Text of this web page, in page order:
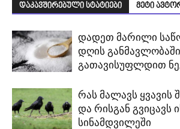
დაკავშირებული სტატიები მეტი
დადეთ მარილი
დღის
გათავისუფლდით
რას მალავს ყვავის
და რისგან გვიცავს
სინამდვილეში